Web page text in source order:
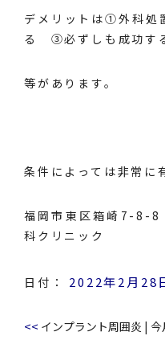
デメリットは①外科
る ③必ずしも成功す
等があります。
条件によっては非常に
福岡市東区箱崎7-8-
科クリニック
日付： 2022年2月28
<< インプラント周囲炎 | 今